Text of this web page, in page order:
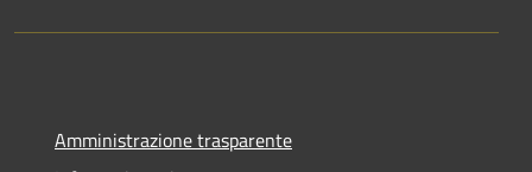
Amministrazione trasparente